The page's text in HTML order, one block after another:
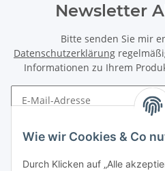
Wie wir Cookies & Co
Durch Klicken auf „Alle
Newsletter
Bitte senden Sie mir
Datenschutzerklärung
Informationen zu Ihrem